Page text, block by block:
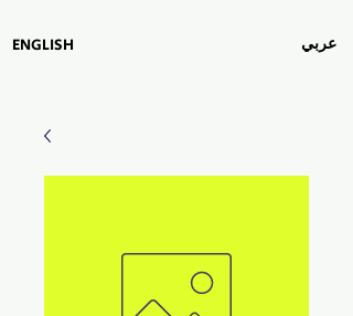
عربي ENGLISH